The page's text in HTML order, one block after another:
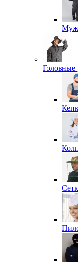
Головные